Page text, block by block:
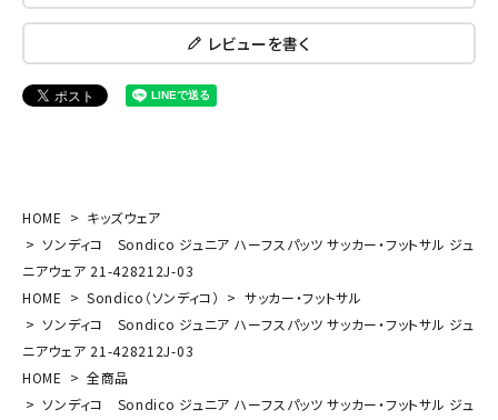
レビューを書く
HOME
キッズウェア
ソンディコ Sondico ジュニア ハーフスパッツ サッカー・フットサル ジュ
ニアウェア 21-428212J-03
HOME
Sondico（ソンディコ）
サッカー・フットサル
ソンディコ Sondico ジュニア ハーフスパッツ サッカー・フットサル ジュ
ニアウェア 21-428212J-03
HOME
全商品
ソンディコ Sondico ジュニア ハーフスパッツ サッカー・フットサル ジュ